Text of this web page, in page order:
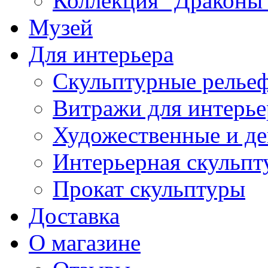
Музей
Для интерьера
Скульптурные
Витражи для
Художественные и
Интерьерная
Прокат скульптуры
Доставка
О магазине